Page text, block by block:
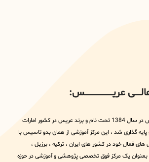
عریــــــــــــــــــــــــــــس:
مرکز آموزش عالی عریس در سال 1384 تحت نام و برند عریس در کشور امارات
گذاری شد ، این مرکز آموزشی از همان بدو تاسیس با
فعال خود در کشور های ایران ، ترکیه ، برزیل ،
بعنوان یک مرکز فوق تخصصی پژوهشی و آموزشی در حوزه